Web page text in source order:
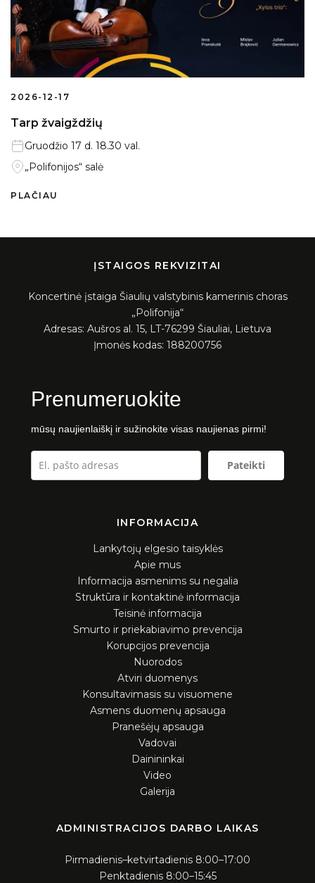
2026-12-17
Tarp žvaigždžių
Gruodžio 17 d. 18.30 val.
„Polifonijos“ salė
PLAČIAU
ĮSTAIGOS REKVIZITAI
Koncertinė įstaiga Šiaulių valstybinis kamerinis choras
„Polifonija“
Adresas: Aušros al. 15, LT-76299 Šiauliai, Lietuva
Įmonės kodas: 188200756
Prenumeruokite
mūsų naujienlaiškį ir sužinokite visas naujienas pirmi!
Pateikti
INFORMACIJA
Lankytojų elgesio taisyklės
Apie mus
Informacija asmenims su negalia
Struktūra ir kontaktinė informacija
Teisinė informacija
Smurto ir priekabiavimo prevencija
Korupcijos prevencija
Nuorodos
Atviri duomenys
Konsultavimasis su visuomene
Asmens duomenų apsauga
Pranešėjų apsauga
Vadovai
Dainininkai
Video
Galerija
ADMINISTRACIJOS DARBO LAIKAS
Pirmadienis–ketvirtadienis 8:00–17:00
Penktadienis 8:00–15:45